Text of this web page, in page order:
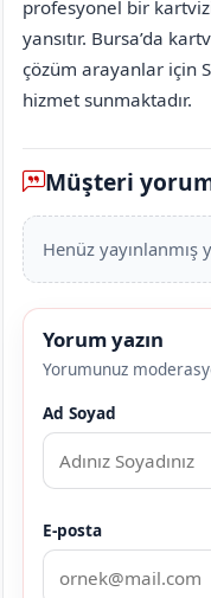
profesyonel bir
yansıtır. Bursa’da
çözüm arayanlar için
hizmet sunmaktadır.
Müşteri
Henüz
Yorum yazın
Yorumunuz
Ad Soyad
E-posta